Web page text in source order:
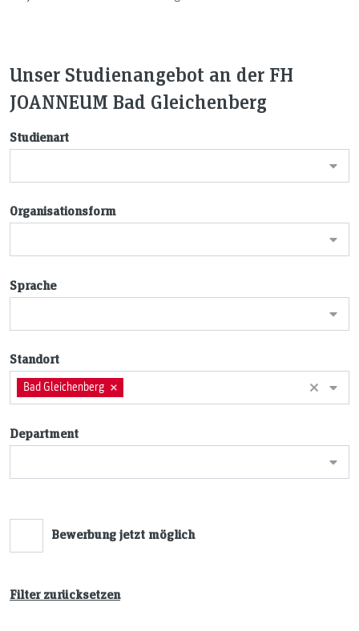
Unser Studienangebot an der FH
JOANNEUM Bad Gleichenberg
Studienart
Organisationsform
Sprache
Standort
Bad Gleichenberg
Department
Bewerbung jetzt möglich
Filter zurücksetzen